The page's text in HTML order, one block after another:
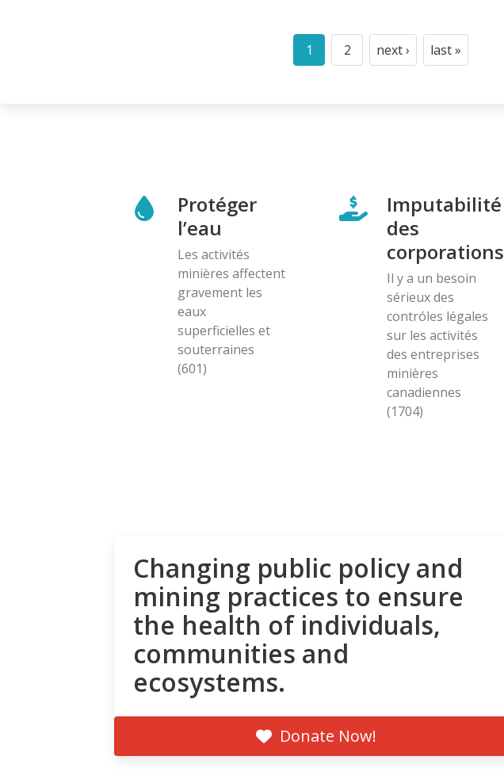
Pagination
Current
1
Page
2
Next
next ›
Last
last »
Protéger
l’eau
Les activités
minières affectent
gravement les
eaux
superficielles et
souterraines
(601)
Imputabilité
des
corporations
Il y a un besoin
sérieux des
contróles légales
sur les activités
des entreprises
minières
canadiennes
(1704)
Changing public policy and
mining practices to ensure
the health of individuals,
communities and
ecosystems.
Donate Now!